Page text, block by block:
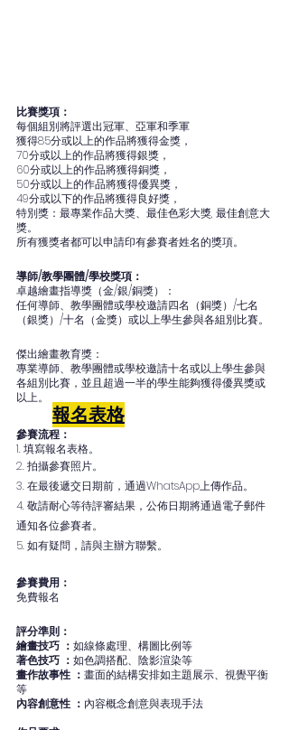
比賽獎項：
每個組別將評選出冠軍、亞軍和季軍
獲得85分或以上的作品將獲得金獎，
70分或以上的作品將獲得銀獎，
60分或以上的作品將獲得銅獎，
50分或以上的作品將獲得優異獎，
49分或以下的作品將獲得良好獎，
特別獎：最專業作品大獎、最佳色彩大獎, 最佳創意大
獎。
所有獲獎者都可以申請印有參賽者姓名的獎項。
導師/教學團體/學校獎項：
卓越繪畫指導獎（金/銀/銅獎）：
任何導師、教學團體或學校邀請四名（銅獎）/七名
（銀獎）/十名（金獎）或以上學生參與各組別比賽。
傑出繪畫教育獎：
專業導師、教學團體或學校邀請十名或以上學生參與
各組別比賽，並且超過一半的學生能夠獲得優異獎或
以上。
報名表格
參賽流程：
1. 填寫報名表格。
2. 拍攝參賽照片。
3. 在最後遞交日期前，通過WhatsApp上傳作品。
4. 敬請耐心等待評審結果，公佈日期將通過電子郵件
通知各位參賽者。
5. 如有疑問，請與主辦方聯繫。
參賽費用：
免費報名
評分準則：
繪畫技巧 ： 如線條處理、構圖比例等
著色技巧 ： 如色調搭配、陰影渲染等
畫作故事性 ： 畫面的結構安排如主題展示、視覺平衡
等
內容創意性 ： 內容概念創意與表現手法